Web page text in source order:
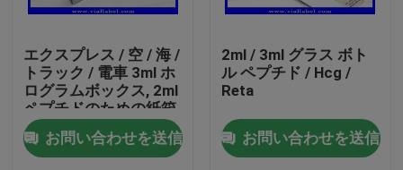
工場旅行
品質管理
私達に連絡しなさい
エクスプレス / 空 / 海 /
トラック / 電車 3ml ホ
ログラムボックス, 2ml
ペプチドのための紙箱
無料デザインサービス
お問い合わせを送信
2ml / 3ml グラス ボト
ル ペプチド / Hcg /
Reta
お問い合わせを送信